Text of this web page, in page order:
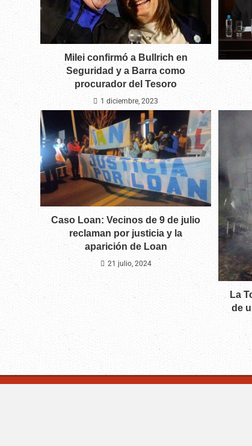
Milei confirmó a Bullrich en
Seguridad y a Barra como
procurador del Tesoro
1 diciembre, 2023
Caso Loan: Vecinos de 9 de julio
reclaman por justicia y la
aparición de Loan
21 julio, 2024
La
de